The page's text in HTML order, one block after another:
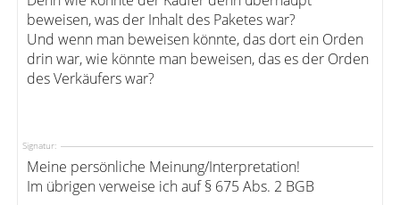
beweisen, was der Inhalt des Paketes war?
Und wenn man beweisen könnte, das dort ein Orden
drin war, wie könnte man beweisen, das es der Orden
des Verkäufers war?
Signatur:
Meine persönliche Meinung/Interpretation!
Im übrigen verweise ich auf § 675 Abs. 2 BGB